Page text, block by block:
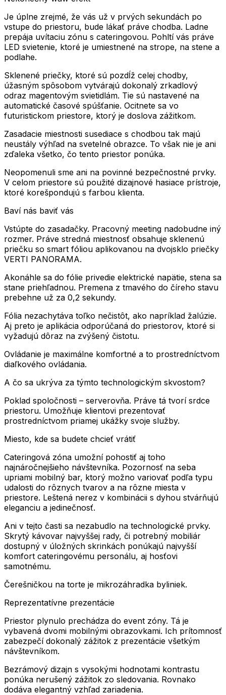
Je úplne zrejmé, že vás už v prvých sekundách po
vstupe do priestoru, bude lákať práve chodba. Ladne
prepája uvítaciu zónu s cateringovou. Pohltí vás práve
LED svietenie, ktoré je umiestnené na strope, na stene a
podlahe.
Sklenené priečky, ktoré sú pozdĺž celej chodby,
úžasným spôsobom vytvárajú dokonalý zrkadlový
odraz magentovým svietidlám. Tie sú nastavené na
automatické časové spúšťanie. Ocitnete sa vo
futuristickom priestore, ktorý je doslova zážitkom.
Zasadacie miestnosti susediace s chodbou tak majú
neustály výhľad na svetelné obrazce. To však nie je ani
zďaleka všetko, čo tento priestor ponúka.
Neopomenuli sme ani na povinné bezpečnostné prvky.
V celom priestore sú použité dizajnové hasiace prístroje,
ktoré korešpondujú s farbou klienta.
Baví nás baviť vás
Vstúpte do zasadačky. Pracovný meeting nadobudne iný
rozmer. Práve stredná miestnosť obsahuje sklenenú
priečku so smart fóliou aplikovanou na dvojsklo priečky
VERTI PANORAMA.
Akonáhle sa do fólie privedie elektrické napätie, stena sa
stane priehľadnou. Premena z tmavého do číreho stavu
prebehne už za 0,2 sekundy.
Fólia nezachytáva toľko nečistôt, ako napríklad žalúzie.
Aj preto je aplikácia odporúčaná do priestorov, ktoré si
vyžadujú dôraz na zvýšený čistotu.
Ovládanie je maximálne komfortné a to prostredníctvom
diaľkového ovládania.
A čo sa ukrýva za týmto technologickým skvostom?
Poklad spoločnosti – serverovňa. Práve tá tvorí srdce
priestoru. Umožňuje klientovi prezentovať
prostredníctvom priamej ukážky svoje služby.
Miesto, kde sa budete chcieť vrátiť
Cateringová zóna umožní pohostiť aj toho
najnáročnejšieho návštevníka. Pozornosť na seba
upriami mobilný bar, ktorý možno variovať podľa typu
udalosti do rôznych tvarov a na rôzne miesta v
priestore. Leštená nerez v kombinácii s dyhou stvárňujú
eleganciu a jedinečnosť.
Ani v tejto časti sa nezabudlo na technologické prvky.
Skrytý kávovar najvyššej rady, či potrebný mobiliár
dostupný v úložných skrinkách ponúkajú najvyšší
komfort cateringovému personálu, aj hosťovi
samotnému.
Čerešničkou na torte je mikrozáhradka byliniek.
Reprezentatívne prezentácie
Priestor plynulo prechádza do event zóny. Tá je
vybavená dvomi mobilnými obrazovkami. Ich prítomnosť
zabezpečí dokonalý zážitok z prezentácie všetkým
návštevníkom.
Bezrámový dizajn s vysokými hodnotami kontrastu
ponúka nerušený zážitok zo sledovania. Rovnako
dodáva elegantný vzhľad zariadenia.